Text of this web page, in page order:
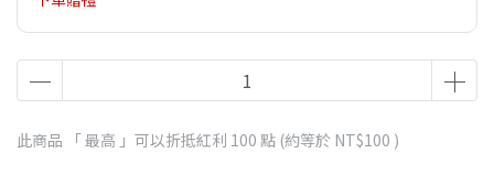
此商品 「 最高 」可以折抵紅利 100 點 (約等於 NT$100 )